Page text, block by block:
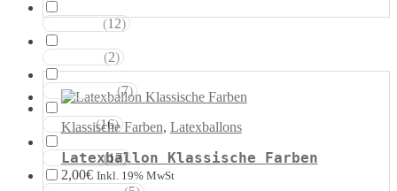
Klassische Farben, Latexballons
Latexballon Klassische Farben
2,00€ Inkl. 19% MwSt
(12)
(2)
Orangetöne (7)
Rottöne (16)
Rosatöne (17)